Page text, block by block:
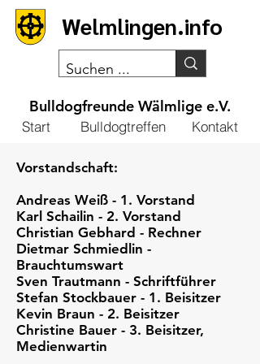
Welmlingen.info
Bulldogfreunde Wälmlige e.V.
Start Bulldogtreffen Kontakt
Vorstandschaft:
Andreas Weiß - 1. Vorstand
Karl Schailin - 2. Vorstand
Christian Gebhard - Rechner
Dietmar Schmiedlin -
Brauchtumswart
Sven Trautmann - Schriftführer
Stefan Stockbauer - 1. Beisitzer
Kevin Braun - 2. Beisitzer
Christine Bauer - 3. Beisitzer,
Medienwartin